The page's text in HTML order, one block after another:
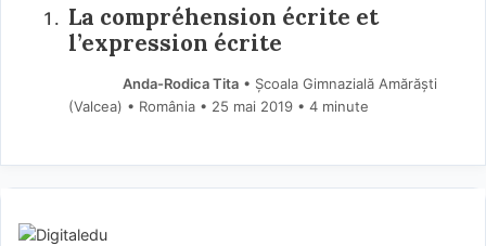
La compréhension écrite et
l’expression écrite
Anda-Rodica Tita• Școala Gimnazială Amărăști
(Valcea) • România
25 mai 2019 • 4 minute